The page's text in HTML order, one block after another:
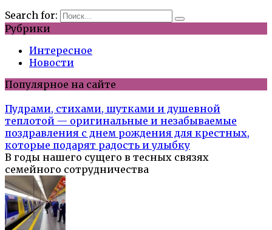
Search for:
Рубрики
Интересное
Новости
Популярное на сайте
Пудрами, стихами, шутками и душевной
теплотой — оригинальные и незабываемые
поздравления с днем рождения для крестных,
которые подарят радость и улыбку
В годы нашего сущего в тесных связях
семейного сотрудничества